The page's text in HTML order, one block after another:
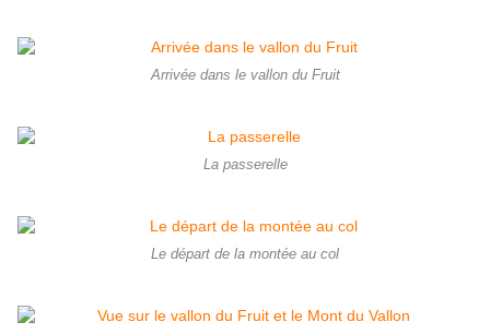
Arrivée dans le vallon du Fruit
La passerelle
Le départ de la montée au col